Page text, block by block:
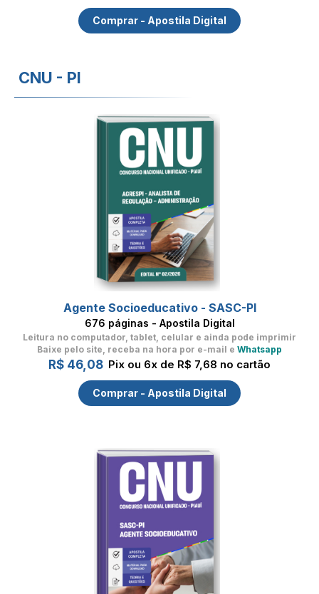
Comprar - Apostila Digital
CNU - PI
Agente Socioeducativo - SASC-PI
676 páginas - Apostila Digital
Leitura no computador, tablet, celular e ainda pode imprimir
Baixe pelo site, receba na hora por e-mail e Whatsapp
R$ 46,08 Pix ou 6x de R$ 7,68 no cartão
Comprar - Apostila Digital